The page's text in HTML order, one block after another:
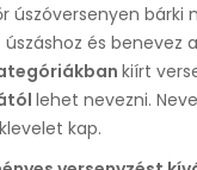
úszóversenyen
és benevez
kiírt
lehet nevezni.
kap.